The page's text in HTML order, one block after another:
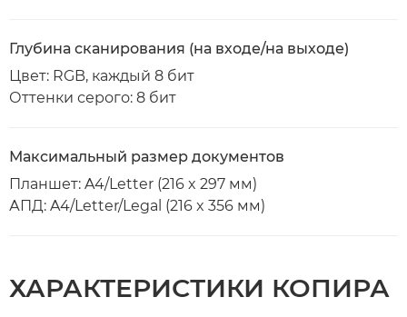
Глубина сканирования (на входе/на выходе)
Цвет: RGB, каждый 8 бит
Оттенки серого: 8 бит
Максимальный размер документов
Планшет: A4/Letter (216 x 297 мм)
АПД: A4/Letter/Legal (216 x 356 мм)
ХАРАКТЕРИСТИКИ КОПИРА